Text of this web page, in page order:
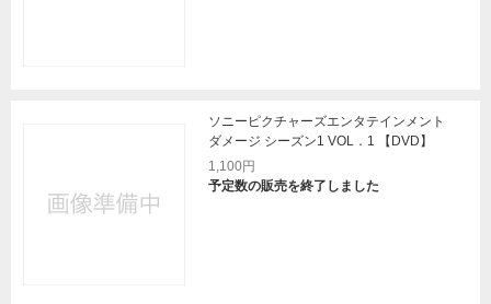
ソニーピクチャーズエンタテインメント
ダメージ シーズン1 VOL．1 【DVD】
1,100円
予定数の販売を終了しました